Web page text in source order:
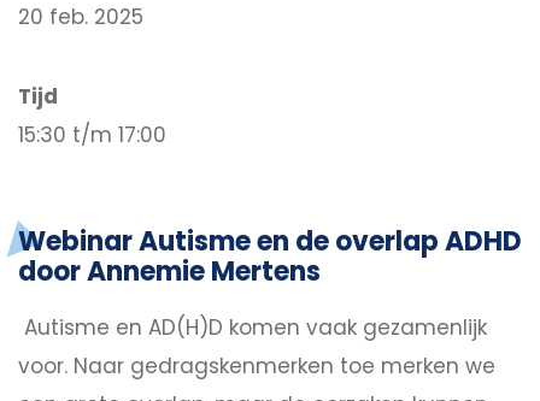
20 feb. 2025
Tijd
15:30 t/m 17:00
Webinar Autisme en de overlap ADHD
door Annemie Mertens
Autisme en AD(H)D komen vaak gezamenlijk
voor. Naar gedragskenmerken toe merken we